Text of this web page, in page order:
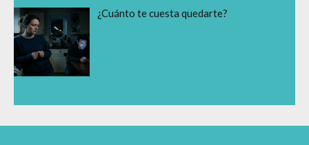
¿Cuánto te cuesta quedarte?